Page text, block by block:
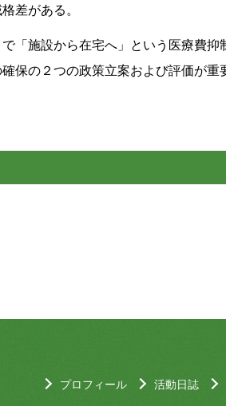
差がある。
「施設から在宅へ」という医療費抑
保の２つの政策立案および評価が重
プロフィール 活動日誌